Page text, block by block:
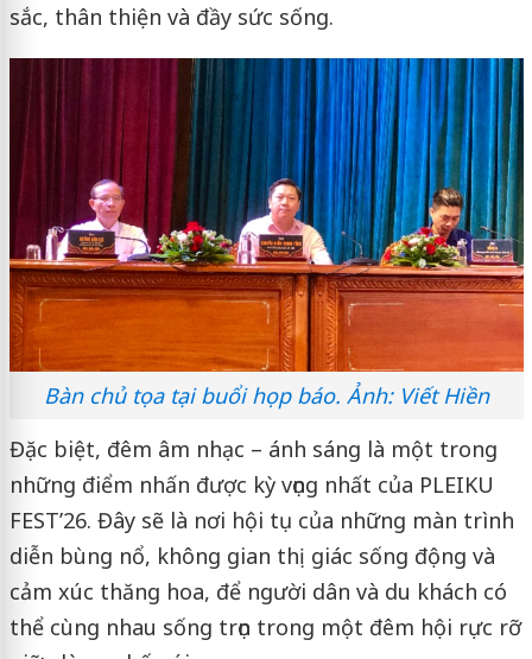
sắc, thân thiện và đầy sức sống.
Bàn chủ tọa tại buổi họp báo. Ảnh: Viết Hiền
Đặc biệt, đêm âm nhạc – ánh sáng là một trong
những điểm nhấn được kỳ vọng nhất của PLEIKU
FEST’26. Đây sẽ là nơi hội tụ của những màn trình
diễn bùng nổ, không gian thị giác sống động và
cảm xúc thăng hoa, để người dân và du khách có
thể cùng nhau sống trọn trong một đêm hội rực rỡ